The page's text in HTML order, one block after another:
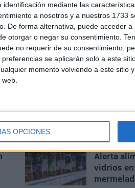
identificación mediante las
a nosotros y a nuestros 1733
De forma alternativa, puede acceder
otorgar o negar su consentimiento.
no requerir de su consentimiento,
se aplicarán solo a este
momento volviendo a este sitio
web.
OPCIONES
Alerta
vidrios